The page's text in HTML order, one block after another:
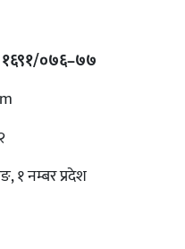
१६९१/०७६–७७
१ नम्बर प्रदेश